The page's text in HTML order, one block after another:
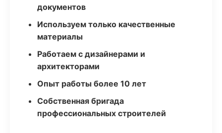
документов
Используем только качественные
материалы
Работаем с дизайнерами и
архитекторами
Опыт работы более 10 лет
Собственная бригада
профессиональных строителей